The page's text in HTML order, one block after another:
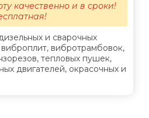
и сварочных
вибротрамбовок,
тепловых пушек,
двигателей, окрасочных и
качественно и в сроки!